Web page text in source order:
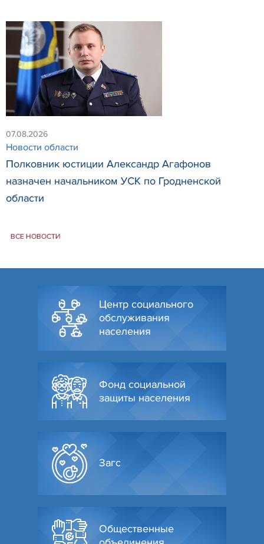
07.08.2026
Новости области
Полковник юстиции Александр Агафонов
назначен начальником УСК по Гродненской
области
ВСЕ НОВОСТИ
Центр социального
обслуживания
населения
Фонд социальной
защиты населения
Загс
Общественные